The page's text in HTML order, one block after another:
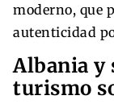
moderno, que
autenticidad
Albania y
turismo